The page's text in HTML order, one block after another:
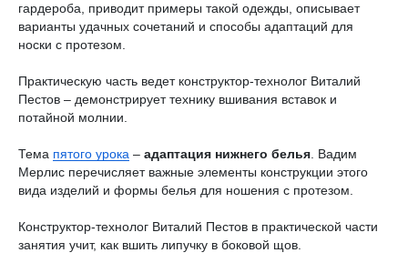
гардероба, приводит примеры такой одежды, описывает
варианты удачных сочетаний и способы адаптаций для
носки с протезом.
Практическую часть ведет конструктор-технолог Виталий
Пестов – демонстрирует технику вшивания вставок и
потайной молнии.
Тема пятого урока – адаптация нижнего белья . Вадим
Мерлис перечисляет важные элементы конструкции этого
вида изделий и формы белья для ношения с протезом.
Конструктор-технолог Виталий Пестов в практической части
занятия учит, как вшить липучку в боковой щов.